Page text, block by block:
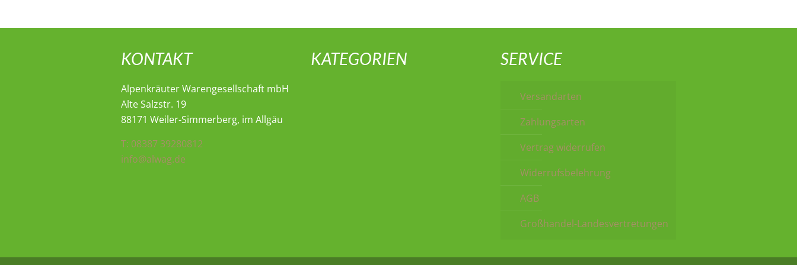
KONTAKT
Alpenkräuter Warengesellschaft mbH
Alte Salzstr. 19
88171 Weiler-Simmerberg, im Allgäu
T: 08387 39280812
info@alwag.de
KATEGORIEN SERVICE
Versandarten
Zahlungsarten
Vertrag widerrufen
Widerrufsbelehrung
AGB
Großhandel-Landesvertretungen